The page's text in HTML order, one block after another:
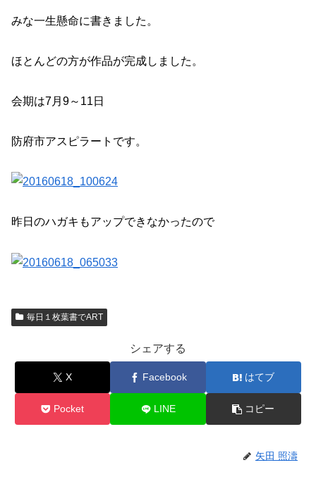
みな一生懸命に書きました。
ほとんどの方が作品が完成しました。
会期は7月9～11日
防府市アスピラートです。
昨日のハガキもアップできなかったので
毎日１枚葉書でART
シェアする
X Facebook はてブ
Pocket LINE コピー
矢田 照濤